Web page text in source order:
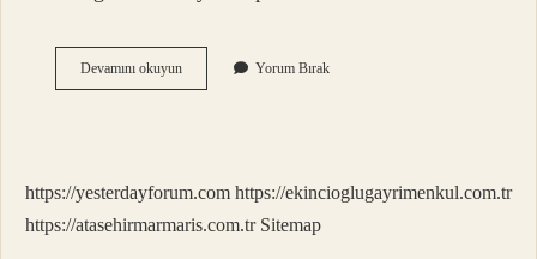
Devamını okuyunVenüs
De
Yorum Bırak
https://yesterdayforum.com https://ekincioglugayrimenkul.com.tr
https://atasehirmarmaris.com.tr Sitemap